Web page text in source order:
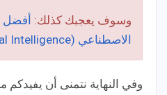
وسوف يعجبك كذلك:
الاصطناعي (Artificial Intelligence) مجاناً!